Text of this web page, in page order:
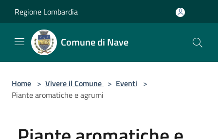
Regione Lombardia
Comune di Nave
Home > Vivere il Comune > Eventi >
Piante aromatiche e agrumi